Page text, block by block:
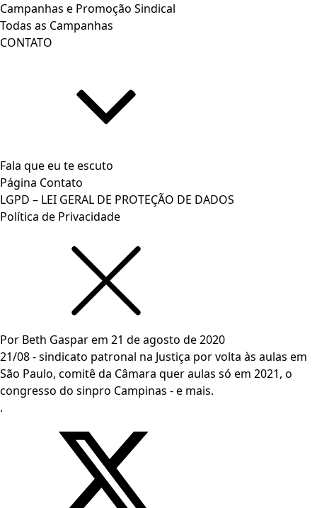
Campanhas e Promoção Sindical
Todas as Campanhas
CONTATO
Fala que eu te escuto
Página Contato
LGPD – LEI GERAL DE PROTEÇÃO DE DADOS
Política de Privacidade
Por Beth Gasparem 21 de agosto de 2020
21/08 - sindicato patronal na Justiça por volta às aulas em
São Paulo, comitê da Câmara quer aulas só em 2021, o
congresso do sinpro Campinas - e mais.
.